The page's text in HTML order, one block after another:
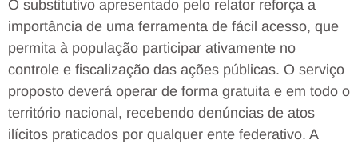
O substitutivo apresentado pelo relator reforça a
importância de uma ferramenta de fácil acesso, que
permita à população participar ativamente no
controle e fiscalização das ações públicas. O serviço
proposto deverá operar de forma gratuita e em todo o
território nacional, recebendo denúncias de atos
ilícitos praticados por qualquer ente federativo. A